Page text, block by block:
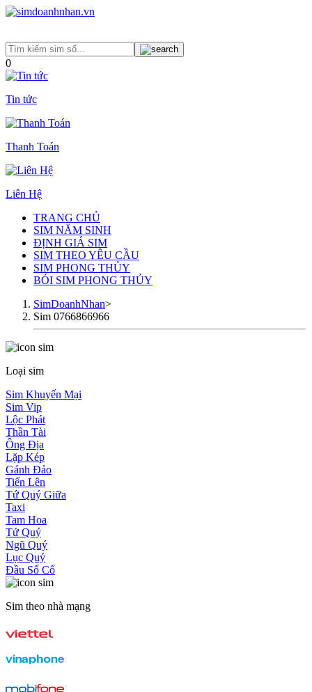
0
Tin tức
Thanh Toán
Liên Hệ
TRANG CHỦ
SIM NĂM SINH
ĐỊNH GIÁ SIM
SIM THEO YÊU CẦU
SIM PHONG THỦY
BÓI SIM PHONG THỦY
SimDoanhNhan>
Sim 0766866966
Loại sim
Sim Khuyến Mại
Sim Vip
Lộc Phát
Thần Tài
Ông Địa
Lặp Kép
Gánh Đảo
Tiến Lên
Tứ Quý Giữa
Taxi
Tam Hoa
Tứ Quý
Ngũ Quý
Lục Quý
Đầu Số Cổ
Sim theo nhà mạng